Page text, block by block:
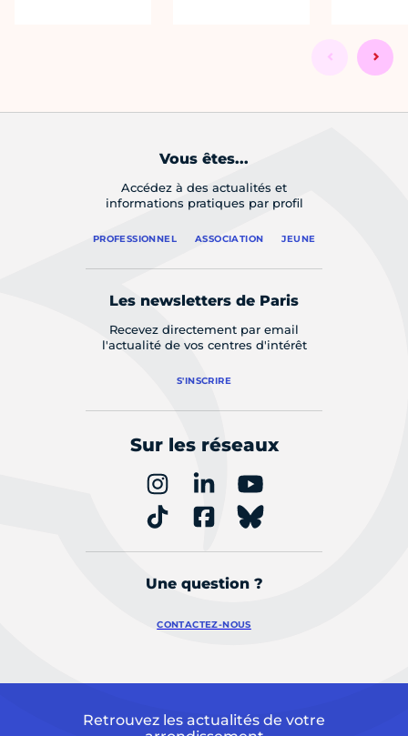
Vous êtes...
Accédez à des actualités et
informations pratiques par profil
PROFESSIONNEL ASSOCIATION JEUNE
Les newsletters de Paris
Recevez directement par email
l'actualité de vos centres d'intérêt
S'INSCRIRE
Sur les réseaux
Une question ?
CONTACTEZ-NOUS
Retrouvez les actualités de votre